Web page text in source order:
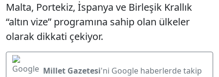
Malta, Portekiz, İspanya ve Birleşik Krallık
“altın vize” programına sahip olan ülkeler
olarak dikkati çekiyor.
Millet Gazetesi'ni Google haberlerde takip